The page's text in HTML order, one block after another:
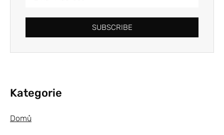
SUBSCRIBE
Kategorie
Domů